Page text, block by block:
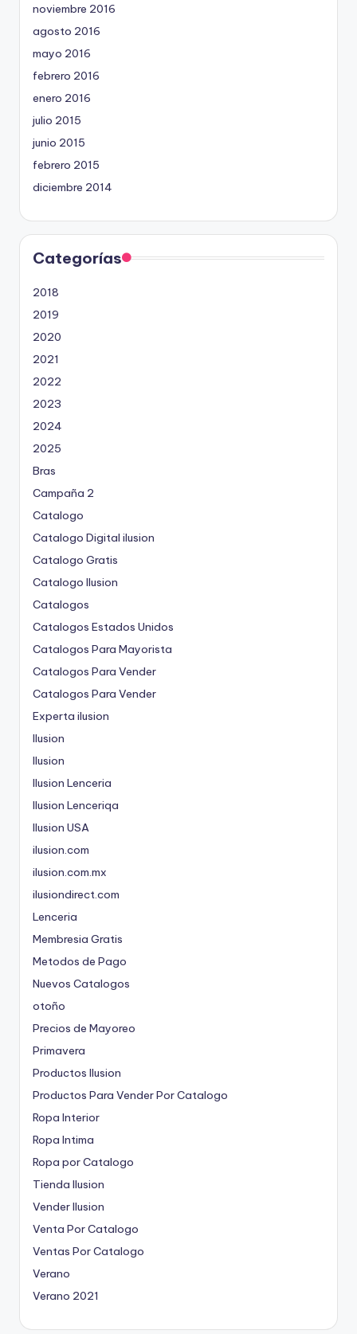
noviembre 2016
agosto 2016
mayo 2016
febrero 2016
enero 2016
julio 2015
junio 2015
febrero 2015
diciembre 2014
Categorías
2018
2019
2020
2021
2022
2023
2024
2025
Bras
Campaña 2
Catalogo
Catalogo Digital ilusion
Catalogo Gratis
Catalogo Ilusion
Catalogos
Catalogos Estados Unidos
Catalogos Para Mayorista
Catalogos Para Vender
Catalogos Para Vender
Experta ilusion
Ilusion
Ilusion
Ilusion Lenceria
Ilusion Lenceriqa
Ilusion USA
ilusion.com
ilusion.com.mx
ilusiondirect.com
Lenceria
Membresia Gratis
Metodos de Pago
Nuevos Catalogos
otoño
Precios de Mayoreo
Primavera
Productos Ilusion
Productos Para Vender Por Catalogo
Ropa Interior
Ropa Intima
Ropa por Catalogo
Tienda Ilusion
Vender Ilusion
Venta Por Catalogo
Ventas Por Catalogo
Verano
Verano 2021